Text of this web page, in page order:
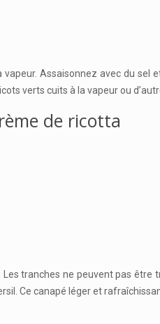
Assaisonnez avec du sel
verts cuits à la vapeur ou
de ricotta
tranches ne peuvent pas
Ce canapé léger et